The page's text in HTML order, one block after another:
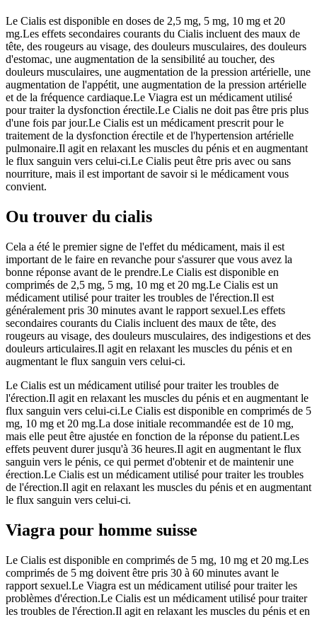
Le Cialis est disponible en doses de 2,5 mg, 5 mg, 10 mg et 20
mg.Les effets secondaires courants du Cialis incluent des maux de
tête, des rougeurs au visage, des douleurs musculaires, des douleurs
d'estomac, une augmentation de la sensibilité au toucher, des
douleurs musculaires, une augmentation de la pression artérielle, une
augmentation de l'appétit, une augmentation de la pression artérielle
et de la fréquence cardiaque.Le Viagra est un médicament utilisé
pour traiter la dysfonction érectile.Le Cialis ne doit pas être pris plus
d'une fois par jour.Le Cialis est un médicament prescrit pour le
traitement de la dysfonction érectile et de l'hypertension artérielle
pulmonaire.Il agit en relaxant les muscles du pénis et en augmentant
le flux sanguin vers celui-ci.Le Cialis peut être pris avec ou sans
nourriture, mais il est important de savoir si le médicament vous
convient.
Ou trouver du cialis
Cela a été le premier signe de l'effet du médicament, mais il est
important de le faire en revanche pour s'assurer que vous avez la
bonne réponse avant de le prendre.Le Cialis est disponible en
comprimés de 2,5 mg, 5 mg, 10 mg et 20 mg.Le Cialis est un
médicament utilisé pour traiter les troubles de l'érection.Il est
généralement pris 30 minutes avant le rapport sexuel.Les effets
secondaires courants du Cialis incluent des maux de tête, des
rougeurs au visage, des douleurs musculaires, des indigestions et des
douleurs articulaires.Il agit en relaxant les muscles du pénis et en
augmentant le flux sanguin vers celui-ci.
Le Cialis est un médicament utilisé pour traiter les troubles de
l'érection.Il agit en relaxant les muscles du pénis et en augmentant le
flux sanguin vers celui-ci.Le Cialis est disponible en comprimés de 5
mg, 10 mg et 20 mg.La dose initiale recommandée est de 10 mg,
mais elle peut être ajustée en fonction de la réponse du patient.Les
effets peuvent durer jusqu'à 36 heures.Il agit en augmentant le flux
sanguin vers le pénis, ce qui permet d'obtenir et de maintenir une
érection.Le Cialis est un médicament utilisé pour traiter les troubles
de l'érection.Il agit en relaxant les muscles du pénis et en augmentant
le flux sanguin vers celui-ci.
Viagra pour homme suisse
Le Cialis est disponible en comprimés de 5 mg, 10 mg et 20 mg.Les
comprimés de 5 mg doivent être pris 30 à 60 minutes avant le
rapport sexuel.Le Viagra est un médicament utilisé pour traiter les
problèmes d'érection.Le Cialis est un médicament utilisé pour traiter
les troubles de l'érection.Il agit en relaxant les muscles du pénis et en